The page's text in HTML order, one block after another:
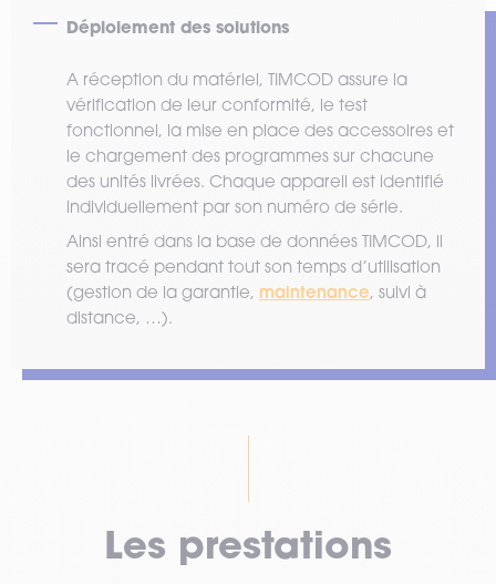
Déploiement des solutions
A réception du matériel, TIMCOD assure la
vérification de leur conformité, le test
fonctionnel, la mise en place des accessoires et
le chargement des programmes sur chacune
des unités livrées. Chaque appareil est identifié
individuellement par son numéro de série.
Ainsi entré dans la base de données TIMCOD, il
sera tracé pendant tout son temps d’utilisation
(gestion de la garantie, maintenance, suivi à
distance, …).
Les prestations